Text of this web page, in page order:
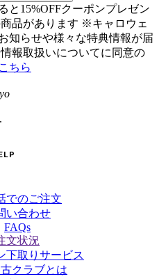
と15%OFFクーポンプレゼン
品があります ※キャロウェ
知らせや様々な特典情報が届
報取扱いについてに同意の
ちら
でのご注文
い合わせ
FAQs
文状況
下取りサービス
クラブとは